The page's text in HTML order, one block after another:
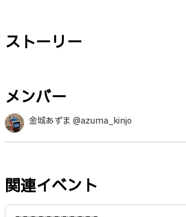
ストーリー
メンバー
金城あずま @azuma_kinjo
関連イベント